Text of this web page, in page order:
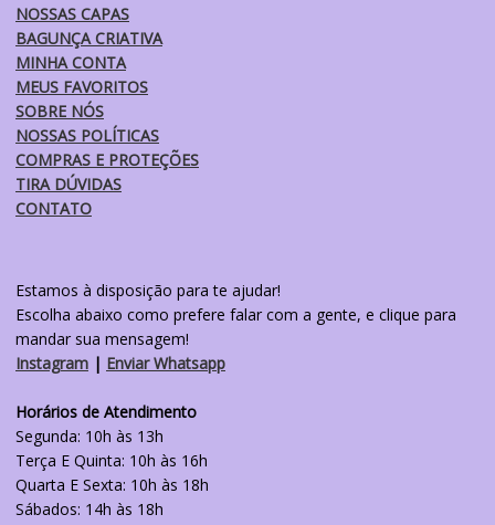
NOSSAS CAPAS
BAGUNÇA CRIATIVA
MINHA CONTA
MEUS FAVORITOS
SOBRE NÓS
NOSSAS POLÍTICAS
COMPRAS E PROTEÇÕES
TIRA DÚVIDAS
CONTATO
Estamos à disposição para te ajudar!
Escolha abaixo como prefere falar com a gente, e clique para
mandar sua mensagem!
Instagram | Enviar Whatsapp
Horários de Atendimento
Segunda: 10h às 13h
Terça E Quinta: 10h às 16h
Quarta E Sexta: 10h às 18h
Sábados: 14h às 18h